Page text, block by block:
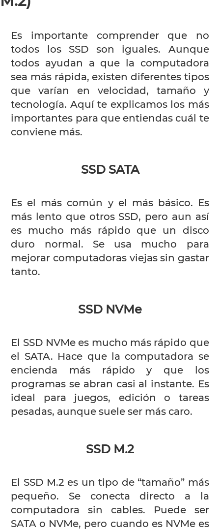
Es importante comprender que no
todos los SSD son iguales. Aunque
todos ayudan a que la computadora
sea más rápida, existen diferentes tipos
que varían en velocidad, tamaño y
tecnología. Aquí te explicamos los más
importantes para que entiendas cuál te
conviene más.
SSD SATA
Es el más común y el más básico. Es
más lento que otros SSD, pero aun así
es mucho más rápido que un disco
duro normal. Se usa mucho para
mejorar computadoras viejas sin gastar
tanto.
SSD NVMe
El SSD NVMe es mucho más rápido que
el SATA. Hace que la computadora se
encienda más rápido y que los
programas se abran casi al instante. Es
ideal para juegos, edición o tareas
pesadas, aunque suele ser más caro.
SSD M.2
El SSD M.2 es un tipo de “tamaño” más
pequeño. Se conecta directo a la
computadora sin cables. Puede ser
SATA o NVMe, pero cuando es NVMe es